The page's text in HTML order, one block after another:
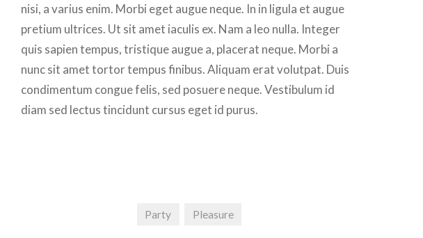
nisi, a varius enim. Morbi eget augue neque. In in ligula et augue
pretium ultrices. Ut sit amet iaculis ex. Nam a leo nulla. Integer
quis sapien tempus, tristique augue a, placerat neque. Morbi a
nunc sit amet tortor tempus finibus. Aliquam erat volutpat. Duis
condimentum congue felis, sed posuere neque. Vestibulum id
diam sed lectus tincidunt cursus eget id purus.
Party Pleasure